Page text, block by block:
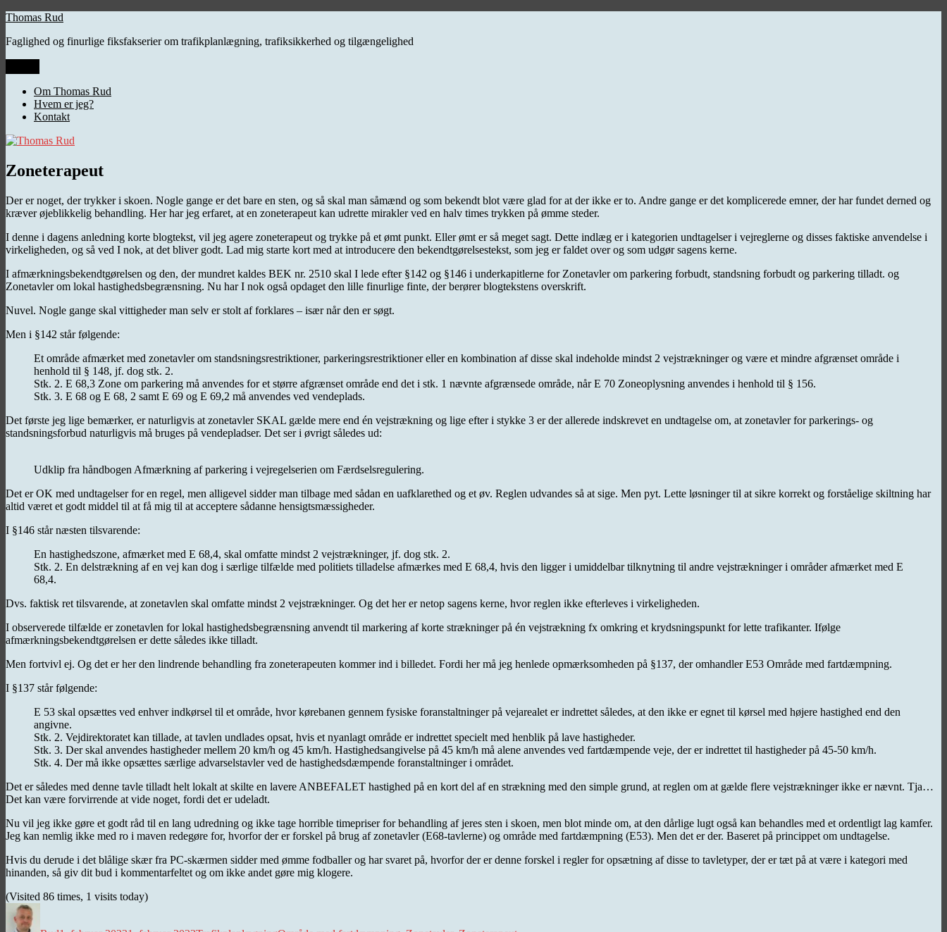
Videre
indhold
Thomas Rud
Faglighed og finurlige fiksfakserier om trafikplanlægning, trafiksikkerhed og tilgængelighed
Om Thomas Rud
Hvem er jeg?
Kontakt
Zoneterapeut
Der er noget, der trykker i skoen. Nogle gange er det bare en sten, og så skal man såmænd og som bekendt blot være glad for at der ikke er to. Andre gange er det komplicerede emner, der har fundet derned og
kræver øjeblikkelig behandling. Her har jeg erfaret, at en zoneterapeut kan udrette mirakler ved en halv times trykken på ømme steder.
I denne i dagens anledning korte blogtekst, vil jeg agere zoneterapeut og trykke på et ømt punkt. Eller ømt er så meget sagt. Dette indlæg er i kategorien undtagelser i vejreglerne og disses faktiske anvendelse i
virkeligheden, og så ved I nok, at det bliver godt. Lad mig starte kort med at introducere den bekendtgørelsestekst, som jeg er faldet over og som udgør sagens kerne.
I afmærkningsbekendtgørelsen og den, der mundret kaldes BEK nr. 2510 skal I lede efter §142 og §146 i underkapitlerne for Zonetavler om parkering forbudt, standsning forbudt og parkering tilladt. og
Zonetavler om lokal hastighedsbegrænsning. Nu har I nok også opdaget den lille finurlige finte, der berører blogtekstens overskrift.
Nuvel. Nogle gange skal vittigheder man selv er stolt af forklares – især når den er søgt.
Men i §142 står følgende:
Et område afmærket med zonetavler om standsningsrestriktioner, parkeringsrestriktioner eller en kombination af disse skal indeholde mindst 2 vejstrækninger og være et mindre afgrænset område i
henhold til § 148, jf. dog stk. 2.
Stk. 2. E 68,3 Zone om parkering må anvendes for et større afgrænset område end det i stk. 1 nævnte afgrænsede område, når E 70 Zoneoplysning anvendes i henhold til § 156.
Stk. 3. E 68 og E 68, 2 samt E 69 og E 69,2 må anvendes ved vendeplads.
Det første jeg lige bemærker, er naturligvis at zonetavler SKAL gælde mere end én vejstrækning og lige efter i stykke 3 er der allerede indskrevet en undtagelse om, at zonetavler for parkerings- og
standsningsforbud naturligvis må bruges på vendepladser. Det ser i øvrigt således ud:
Udklip fra håndbogen Afmærkning af parkering i vejregelserien om Færdselsregulering.
Det er OK med undtagelser for en regel, men alligevel sidder man tilbage med sådan en uafklarethed og et øv. Reglen udvandes så at sige. Men pyt. Lette løsninger til at sikre korrekt og forståelige skiltning har
altid været et godt middel til at få mig til at acceptere sådanne hensigtsmæssigheder.
I §146 står næsten tilsvarende:
En hastighedszone, afmærket med E 68,4, skal omfatte mindst 2 vejstrækninger, jf. dog stk. 2.
Stk. 2. En delstrækning af en vej kan dog i særlige tilfælde med politiets tilladelse afmærkes med E 68,4, hvis den ligger i umiddelbar tilknytning til andre vejstrækninger i områder afmærket med E
68,4.
Dvs. faktisk ret tilsvarende, at zonetavlen skal omfatte mindst 2 vejstrækninger. Og det her er netop sagens kerne, hvor reglen ikke efterleves i virkeligheden.
I observerede tilfælde er zonetavlen for lokal hastighedsbegrænsning anvendt til markering af korte strækninger på én vejstrækning fx omkring et krydsningspunkt for lette trafikanter. Ifølge
afmærkningsbekendtgørelsen er dette således ikke tilladt.
Men fortvivl ej. Og det er her den lindrende behandling fra zoneterapeuten kommer ind i billedet. Fordi her må jeg henlede opmærksomheden på §137, der omhandler E53 Område med fartdæmpning.
I §137 står følgende:
E 53 skal opsættes ved enhver indkørsel til et område, hvor kørebanen gennem fysiske foranstaltninger på vejarealet er indrettet således, at den ikke er egnet til kørsel med højere hastighed end den
angivne.
Stk. 2. Vejdirektoratet kan tillade, at tavlen undlades opsat, hvis et nyanlagt område er indrettet specielt med henblik på lave hastigheder.
Stk. 3. Der skal anvendes hastigheder mellem 20 km/h og 45 km/h. Hastighedsangivelse på 45 km/h må alene anvendes ved fartdæmpende veje, der er indrettet til hastigheder på 45-50 km/h.
Stk. 4. Der må ikke opsættes særlige advarselstavler ved de hastighedsdæmpende foranstaltninger i området.
Det er således med denne tavle tilladt helt lokalt at skilte en lavere ANBEFALET hastighed på en kort del af en strækning med den simple grund, at reglen om at gælde flere vejstrækninger ikke er nævnt. Tja…
Det kan være forvirrende at vide noget, fordi det er udeladt.
Nu vil jeg ikke gøre et godt råd til en lang udredning og ikke tage horrible timepriser for behandling af jeres sten i skoen, men blot minde om, at den dårlige lugt også kan behandles med et ordentligt lag kamfer.
Jeg kan nemlig ikke med ro i maven redegøre for, hvorfor der er forskel på brug af zonetavler (E68-tavlerne) og område med fartdæmpning (E53). Men det er der. Baseret på princippet om undtagelse.
Hvis du derude i det blålige skær fra PC-skærmen sidder med ømme fodballer og har svaret på, hvorfor der er denne forskel i regler for opsætning af disse to tavletyper, der er tæt på at være i kategori med
hinanden, så giv dit bud i kommentarfeltet og om ikke andet gøre mig klogere.
(Visited 86 times, 1 visits today)